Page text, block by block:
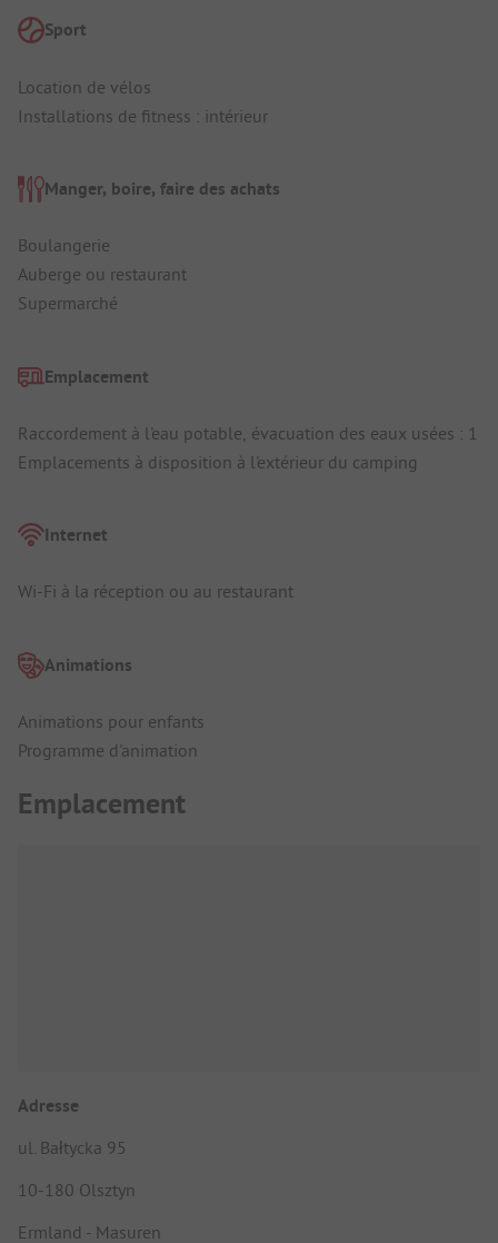
Sport
Location de vélos
Installations de fitness : intérieur
Manger, boire, faire des achats
Boulangerie
Auberge ou restaurant
Supermarché
Emplacement
Raccordement à l'eau potable, évacuation des eaux usées : 1
Emplacements à disposition à l'extérieur du camping
Internet
Wi-Fi à la réception ou au restaurant
Animations
Animations pour enfants
Programme d'animation
Emplacement
Adresse
ul. Bałtycka 95
10-180 Olsztyn
Ermland - Masuren